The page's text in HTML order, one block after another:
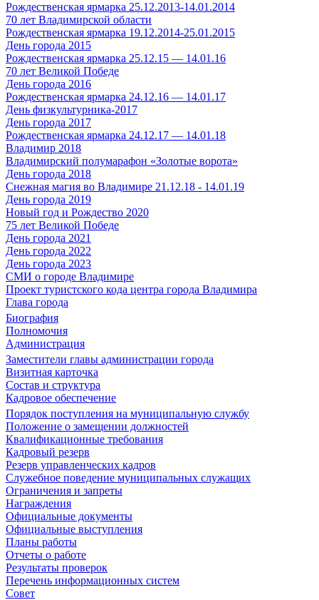
Рождественская ярмарка 25.12.2013-14.01.2014
70 лет Владимирской области
Рождественская ярмарка 19.12.2014-25.01.2015
День города 2015
Рождественская ярмарка 25.12.15 — 14.01.16
70 лет Великой Победе
День города 2016
Рождественская ярмарка 24.12.16 — 14.01.17
День физкультурника-2017
День города 2017
Рождественская ярмарка 24.12.17 — 14.01.18
Владимир 2018
Владимирский полумарафон «Золотые ворота»
День города 2018
Снежная магия во Владимире 21.12.18 - 14.01.19
День города 2019
Новый год и Рождество 2020
75 лет Великой Победе
День города 2021
День города 2022
День города 2023
СМИ о городе Владимире
Проект туристского кода центра города Владимира
Глава города
Биография
Полномочия
Администрация
Заместители главы администрации города
Визитная карточка
Состав и структура
Кадровое обеспечение
Порядок поступления на муниципальную службу
Положение о замещении должностей
Квалификационные требования
Кадровый резерв
Резерв управленческих кадров
Служебное поведение муниципальных служащих
Ограничения и запреты
Награждения
Официальные документы
Официальные выступления
Планы работы
Отчеты о работе
Результаты проверок
Перечень информационных систем
Совет